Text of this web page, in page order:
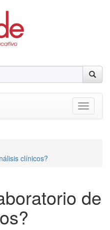
Toggle
clínicos?
de